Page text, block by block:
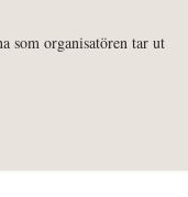
som organisatören tar ut